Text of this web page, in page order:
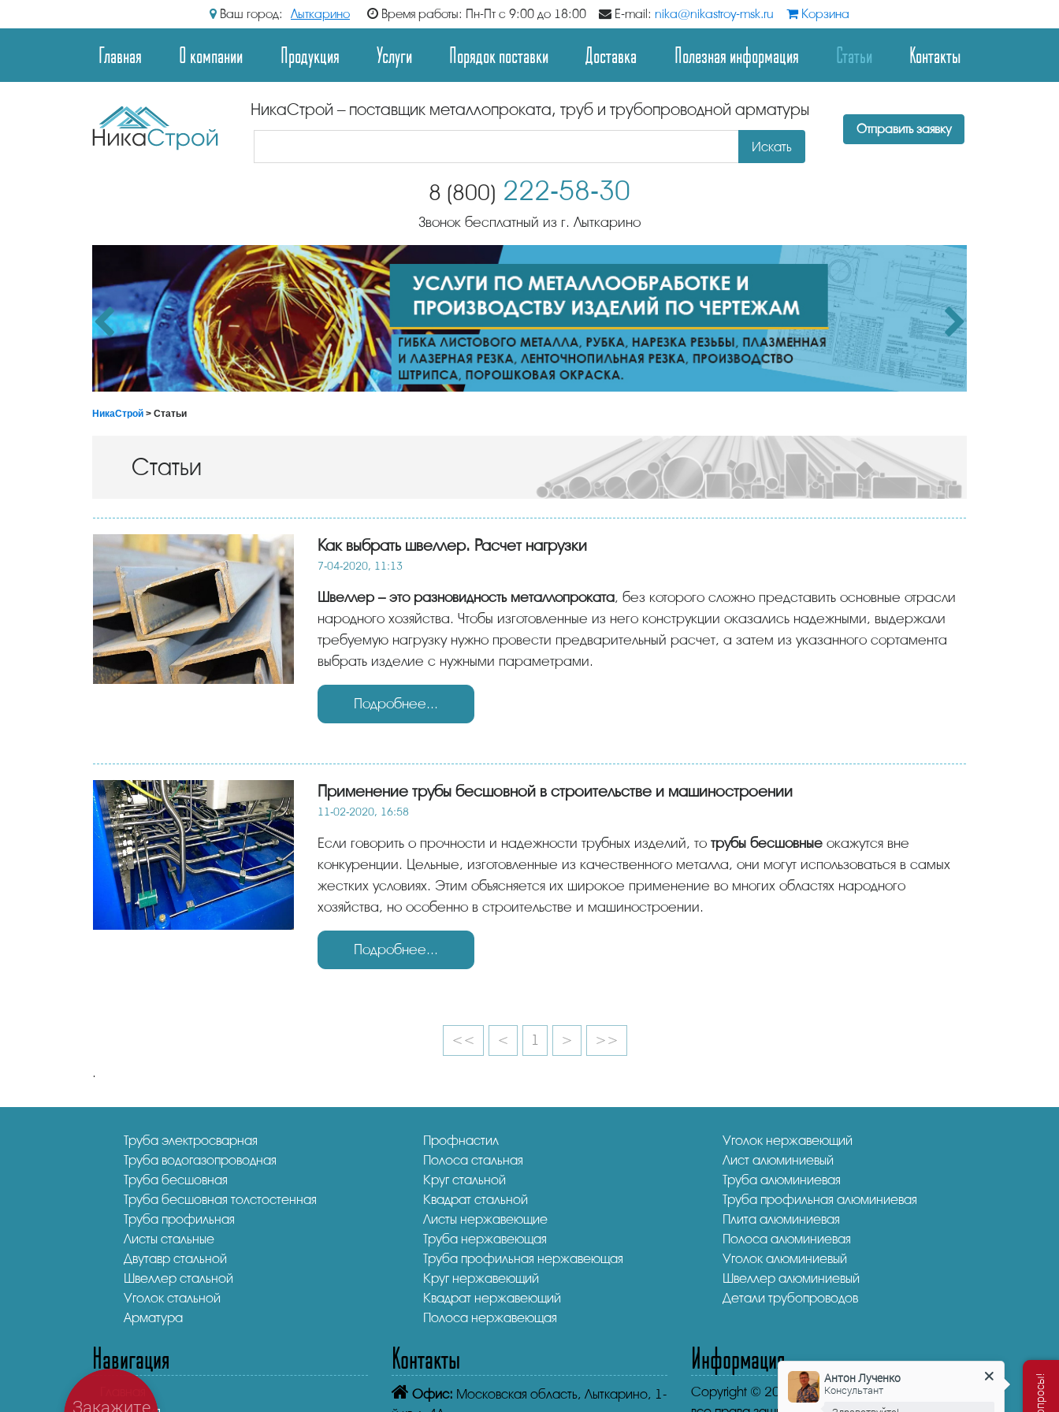
Ваш город: Лыткарино Время работы: Пн-Пт с 9:00 до 18:00 E-mail: nika@nikastroy-msk.ru Корзина
Главная О компании Продукция Услуги Порядок поставки Доставка Полезная информация Статьи Контакты
НикаСтрой – поставщик металлопроката, труб и трубопроводной арматуры
Искать
Отправить заявку
8 (800) 222-58-30
Звонок бесплатный из г. Лыткарино
НикаСтрой > Статьи
Статьи
Как выбрать швеллер. Расчет нагрузки
7-04-2020, 11:13
Швеллер – это разновидность металлопроката, без которого сложно представить основные отрасли
народного хозяйства. Чтобы изготовленные из него конструкции оказались надежными, выдержали
требуемую нагрузку нужно провести предварительный расчет, а затем из указанного сортамента
выбрать изделие с нужными параметрами.
Подробнее...
Применение трубы бесшовной в строительстве и машиностроении
11-02-2020, 16:58
Если говорить о прочности и надежности трубных изделий, то трубы бесшовныеокажутся вне
конкуренции. Цельные, изготовленные из качественного металла, они могут использоваться в самых
жестких условиях. Этим объясняется их широкое применение во многих областях народного
хозяйства, но особенно в строительстве и машиностроении.
Подробнее...
<< < 1 > >>
.
Труба электросварная
Труба водогазопроводная
Труба бесшовная
Труба бесшовная толстостенная
Труба профильная
Листы стальные
Двутавр стальной
Швеллер стальной
Уголок стальной
Арматура
Профнастил
Полоса стальная
Круг стальной
Квадрат стальной
Листы нержавеющие
Труба нержавеющая
Труба профильная нержавеющая
Круг нержавеющий
Квадрат нержавеющий
Полоса нержавеющая
Уголок нержавеющий
Лист алюминиевый
Труба алюминиевая
Труба профильная алюминиевая
Плита алюминиевая
Полоса алюминиевая
Уголок алюминиевый
Швеллер алюминиевый
Детали трубопроводов
Навигация Контакты
Офис: Московская область, Лыткарино, 1-
Информация
Copyright © 2016-2026."НикаСтрой"
Закажите
Антон Лученко
Консультант